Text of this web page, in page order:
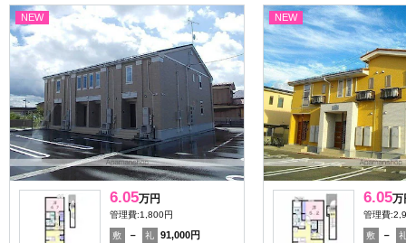
NEW
6.05万円
管理費:1,800円
敷 － 礼
91,000円
NEW
6.05万
管理費
敷 －